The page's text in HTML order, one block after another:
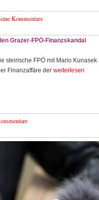
Kommentare
Grazer-FPÖ-Finanzskandal
steirische FPÖ mit Mario Kunasek
Finanzaffäre der weiterlesen